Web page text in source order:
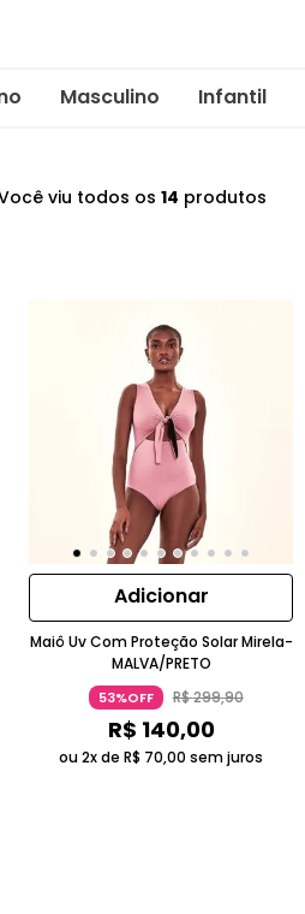
Masculino Infantil
viu todos os 14 produtos
Adicionar
Maiô Uv Com Proteção Solar Mirela-
MALVA/PRETO
53%OFF R$299,90
R$ 140,00
ou 2x deR$ 70,00 sem juros